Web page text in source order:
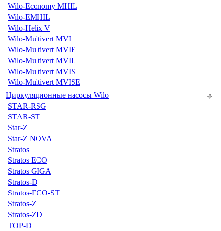
Wilo-Economy MHIL
Wilo-EMHIL
Wilo-Helix V
Wilo-Multivert MVI
Wilo-Multivert MVIE
Wilo-Multivert MVIL
Wilo-Multivert MVIS
Wilo-Multivert MVISE
Циркуляционные насосы Wilo
STAR-RSG
STAR-ST
Star-Z
Star-Z NOVA
Stratos
Stratos ECO
Stratos GIGA
Stratos-D
Stratos-ECO-ST
Stratos-Z
Stratos-ZD
TOP-D